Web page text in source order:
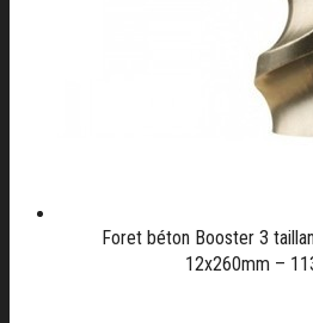
Foret béton Booster 3
12x260mm –